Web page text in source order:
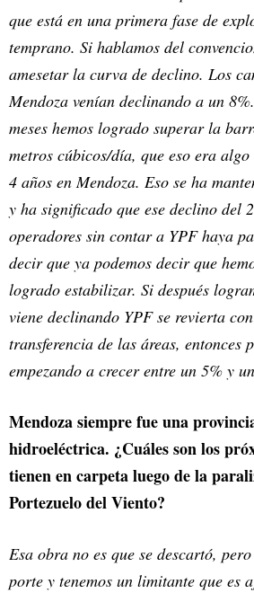
que está en una primera fase de
temprano. Si hablamos del
amesetar la curva de declino. Los
Mendoza venían declinando a un
meses hemos logrado superar la
metros cúbicos/día, que eso era
4 años en Mendoza. Eso se ha
y ha significado que ese declino del
operadores sin contar a YPF haya
decir que ya podemos decir que
logrado estabilizar. Si después
viene declinando YPF se revierta
transferencia de las áreas, entonces
empezando a crecer entre un 5% y
Mendoza siempre fue una
hidroeléctrica. ¿Cuáles son los
tienen en carpeta luego de la
Portezuelo del Viento?
Esa obra no es que se descartó,
porte y tenemos un limitante que es